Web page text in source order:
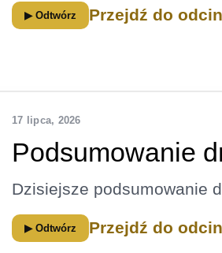
▶ Odtwórz Przejdź do
17 lipca, 2026
Podsumowanie
Dzisiejsze podsumowanie
▶ Odtwórz Przejdź do